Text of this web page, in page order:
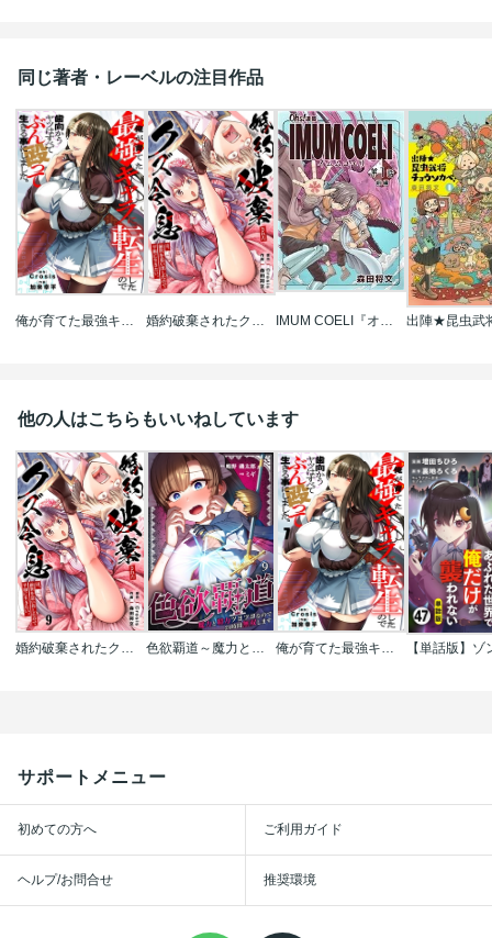
同じ著者・レーベルの注目作品
俺が育てた最強キャラに転生したので、歯向かうヤツはすべてぶん殴って生きる事にしました。 婚約破棄されたクズ令息は、前世を思い出したので平和に生きたい。 IMUM COELI『オーズ連載』
他の人はこちらもいいねしています
婚約破棄されたクズ令息は、前世を思い出したので平和に生きたい。 色欲覇道～魔力と精力ツヨツヨなので24時間無双します～ 俺が育てた最強キャラに転生したので、歯向かうヤツはすべてぶん殴って生きる事にしました。
サポートメニュー
初めての方へ ご利用ガイド
ヘルプ/お問合せ 推奨環境